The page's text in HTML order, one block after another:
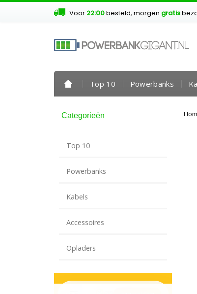
Voor 22:00besteld, morgen gratis
Top 10 Powerbanks
Categorieën
Top 10
Powerbanks
Kabels
Accessoires
Opladers